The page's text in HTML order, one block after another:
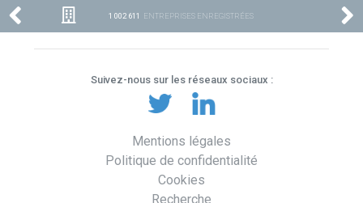
1 002 611 ENTREPRISES ENREGISTRÉES
Suivez-nous sur les réseaux sociaux :
Mentions légales
Politique de confidentialité
Cookies
Recherche